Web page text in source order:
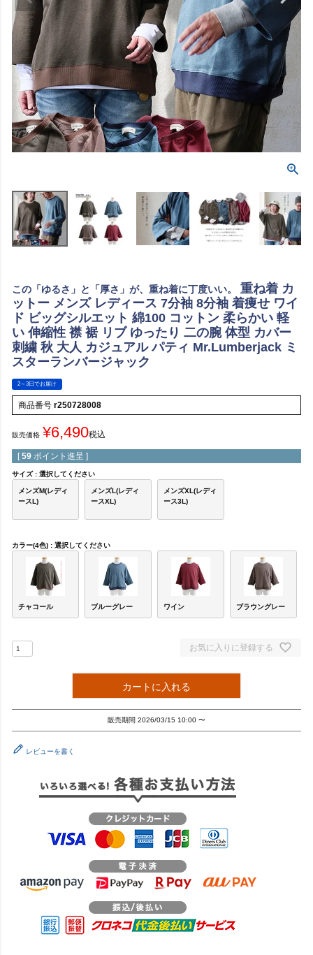
この「ゆるさ」と「厚さ」が、重ね着に丁度いい。
重ね着 カ
ットー メンズ レディース 7分袖 8分袖 着痩せ ワイ
ド ビッグシルエット 綿100 コットン 柔らかい 軽
い 伸縮性 襟 裾 リブ ゆったり 二の腕 体型 カバー
刺繍 秋 大人 カジュアル パティ Mr.Lumberjack ミ
スターランバージャック
2～3日でお届け
商品番号 r250728008
販売価格 ¥6,490税込
[ 59 ポイント進呈 ]
サイズ 選択してください
メンズM(レディ
ースL)
メンズL(レディ
ースXL)
メンズXL(レディ
ース3L)
カラー(4色) 選択してください
チャコール ブルーグレー ワイン ブラウングレー
お気に入りに登録する
カートに入れる
販売期間 2026/03/15 10:00 〜
レビューを書く